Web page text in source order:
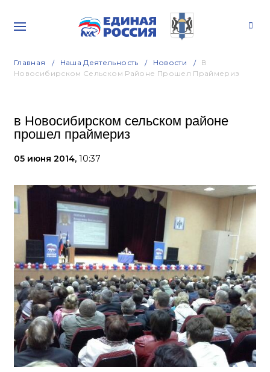
Главная Наша Деятельность Новости
В
Новосибирском Сельском Районе Прошел Праймериз
в Новосибирском сельском районе
прошел праймериз
05 июня 2014, 10:37